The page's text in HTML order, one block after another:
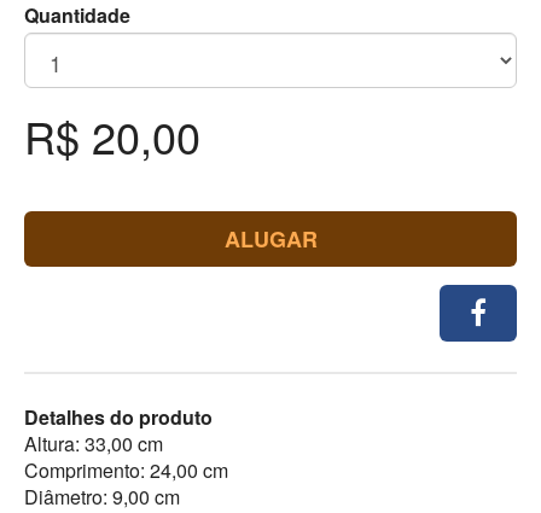
Quantidade
R$ 20,00
ALUGAR
Detalhes do produto
Altura: 33,00 cm
Comprimento: 24,00 cm
Diâmetro: 9,00 cm